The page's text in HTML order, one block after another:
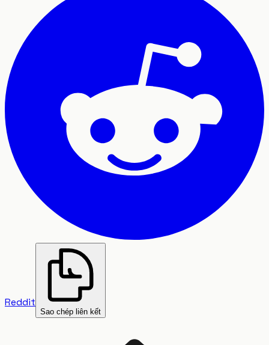
Reddit
Sao chép liên kết